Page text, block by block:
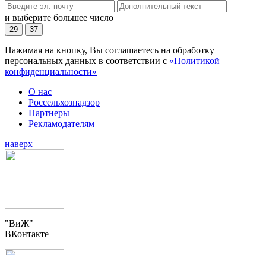
и выберите большее число
29 37
Нажимая на кнопку, Вы соглашаетесь на обработку
персональных данных в соответствии с «Политикой
конфиденциальности»
О нас
Россельхознадзор
Партнеры
Рекламодателям
наверх
"ВиЖ"
ВКонтакте